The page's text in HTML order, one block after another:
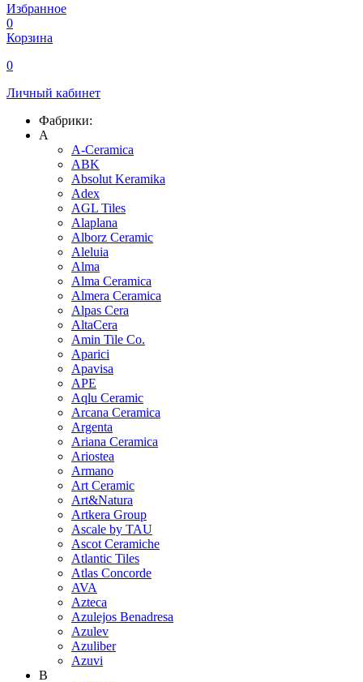
Избранное
0
Корзина
0
Личный кабинет
Фабрики:
A
A-Ceramica
ABK
Absolut Keramika
Adex
AGL Tiles
Alaplana
Alborz Ceramic
Aleluia
Alma
Alma Ceramica
Almera Ceramica
Alpas Cera
AltaCera
Amin Tile Co.
Aparici
Apavisa
APE
Aqlu Ceramic
Arcana Ceramica
Argenta
Ariana Ceramica
Ariostea
Armano
Art Ceramic
Art&Natura
Artkera Group
Ascale by TAU
Ascot Ceramiche
Atlantic Tiles
Atlas Concorde
AVA
Azteca
Azulejos Benadresa
Azulev
Azuliber
Azuvi
B